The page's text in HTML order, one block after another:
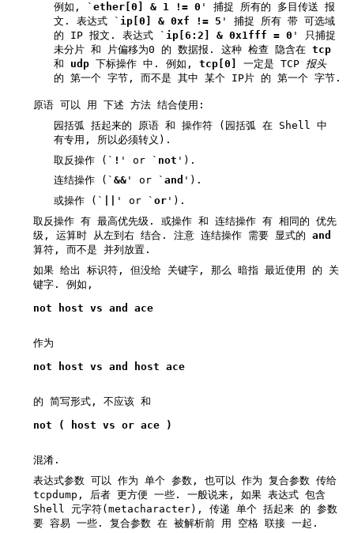
例如, ` ether[0] & 1 != 0 ' 捕捉 所有的 多目传送 报
文. 表达式 ` ip[0] & 0xf != 5 ' 捕捉 所有 带 可选域
的 IP 报文. 表达式 `
ip[6:2] & 0x1fff = 0 ' 只捕捉
未分片 和 片偏移为0 的 数据报. 这种 检查 隐含在 tcp
和 udp 下标操作 中. 例如, tcp[0] 一定是 TCP 报头
的 第一个 字节, 而不是 其中 某个 IP片 的 第一个 字节.
原语 可以 用 下述 方法 结合使用:
园括弧 括起来的 原语 和 操作符 (园括弧 在 Shell 中
有专用, 所以必须转义).
取反操作 (` ! ' or ` not ').
连结操作 (` && ' or ` and ').
或操作 (`
' or ` or ').
取反操作 有 最高优先级. 或操作 和 连结操作 有 相同的 优先
级, 运算时 从左到右 结合. 注意 连结操作 需要 显式的 and
算符, 而不是 并列放置.
如果 给出 标识符, 但没给 关键字, 那么 暗指 最近使用 的 关
键字. 例如,
not host vs and ace
作为
not host vs and host ace
的 简写形式, 不应该 和
not ( host vs or ace )
混淆.
表达式参数 可以 作为 单个 参数, 也可以 作为 复合参数 传给
tcpdump, 后者 更方便 一些. 一般说来, 如果 表达式 包含
Shell 元字符(metacharacter), 传递 单个 括起来 的 参数
要 容易 一些. 复合参数 在 被解析前 用 空格 联接 一起.